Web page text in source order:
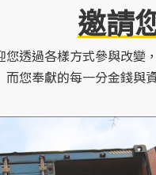
邀請
您透過各樣方式參與改變
而您奉獻的每一分金錢與